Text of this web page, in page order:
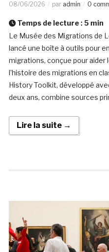
08/06/2026 par admin 0
Temps de lecture : 5 min
Le Musée des Migrations de
lancé une boîte à outils pour
migrations, conçue pour aider
l’histoire des migrations en
History Toolkit, développé
deux ans, combine sources
Lire la suite →